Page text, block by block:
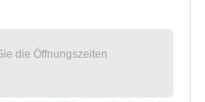
die Öffnungszeiten